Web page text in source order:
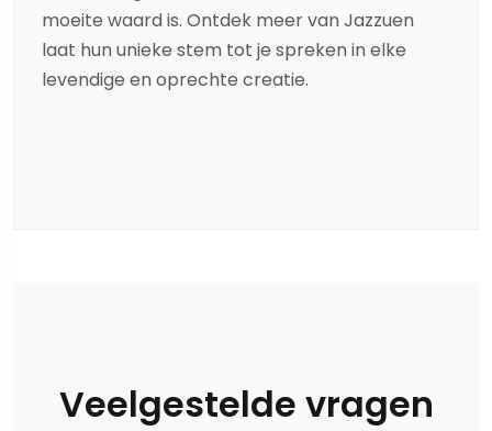
moeite waard is. Ontdek meer vanJazzuen
laat hun unieke stem tot je spreken in elke
levendige en oprechte creatie.
Veelgestelde vragen